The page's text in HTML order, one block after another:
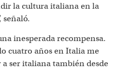
la cultura italiana en la
señaló.
inesperada recompensa.
cuatro años en Italia me
ser italiana también desde